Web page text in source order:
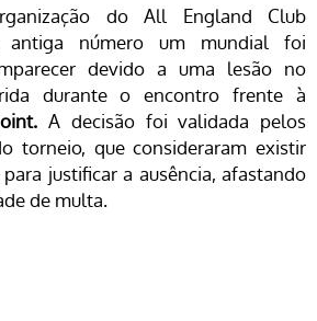
do All England Club
antiga número um mundial foi
devido a uma lesão no
durante o encontro frente à
A decisão foi validada pelos
torneio, que consideraram existir
justificar a ausência, afastando
de multa.